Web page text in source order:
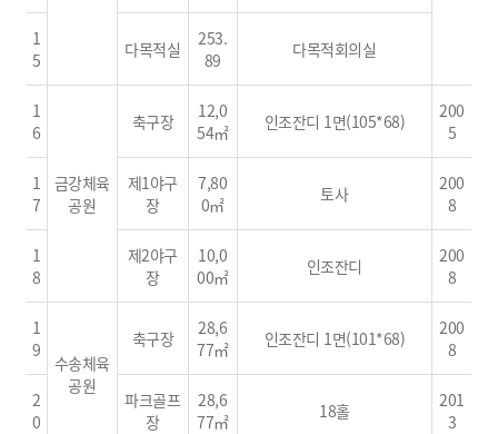
1
5
다목적실
253.
89
다목적회의실
1
6
금강체육
공원
축구장
12,0
54㎡
인조잔디 1면(105*68)
200
5
1
7
제1야구
장
7,80
0㎡
토사
200
8
1
8
제2야구
장
10,0
00㎡
인조잔디
200
8
1
9
수송체육
공원
축구장
28,6
77㎡
인조잔디 1면(101*68)
200
8
2
0
파크골프
장
28,6
77㎡
18홀
201
3